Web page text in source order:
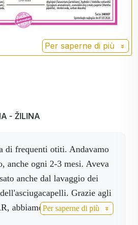
e antidolorifici.
la digestione, calma i crampi
favorisce la produzione
allevia il gonfiore.
è un ottimo antielmintico
Per saperne di più
- ŽILINA
anche ogni 2-3 mesi. Aveva
anche dal lavaggio dei
Grazie agli
abbiamo una vita senza
Per saperne di più